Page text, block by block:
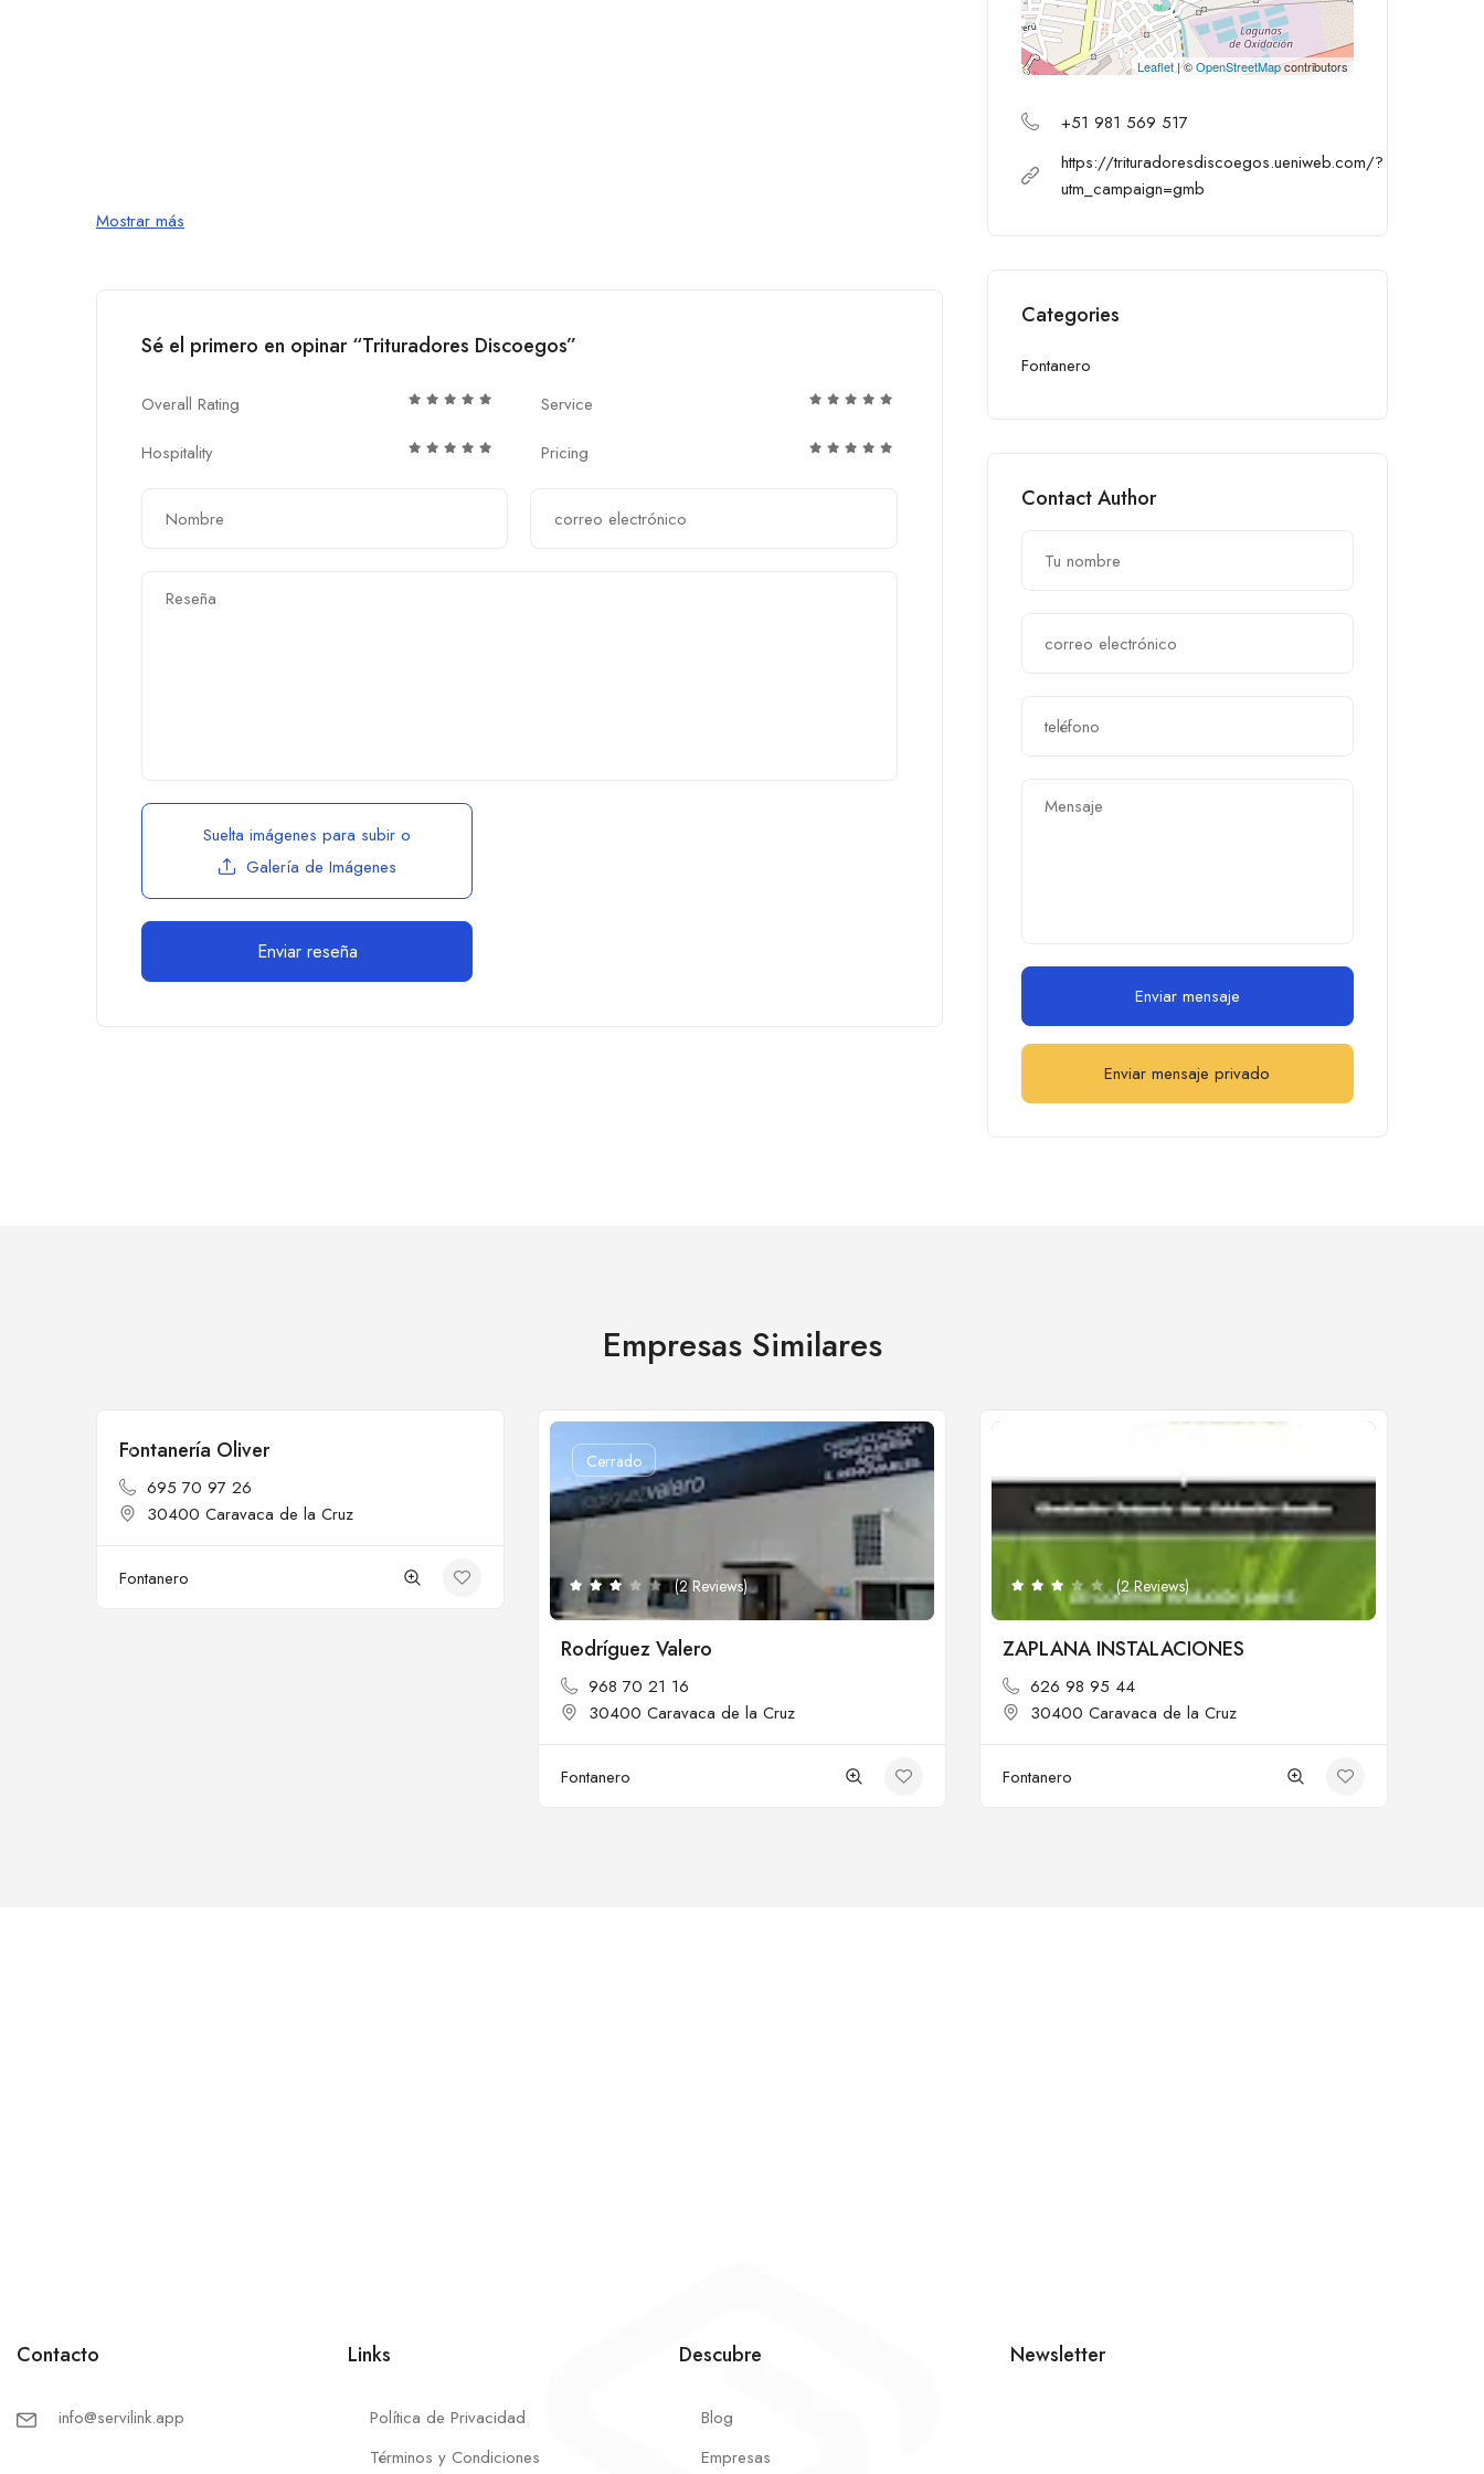
Mostrar más
Sé el primero en opinar “Trituradores Discoegos”
Overall Rating
Service
Hospitality
Pricing
Suelta imágenes para subir o
Galería de Imágenes
Leaflet| ©OpenStreetMapcontributors
+51 981 569 517
https://trituradoresdiscoegos.ueniweb.com/?
utm_campaign=gmb
Categories
Fontanero
Contact Author
Enviar mensaje
Enviar mensaje privado
Empresas Similares
Cerrado
Fontanería Oliver
695 70 97 26
30400 Caravaca de la Cruz
Fontanero
Cerrado
(2 Reviews)
Rodríguez Valero
968 70 21 16
30400 Caravaca de la Cruz
Fontanero
(2 Reviews)
ZAPLANA INSTALACIONES
626 98 95 44
30400 Caravaca de la Cruz
Fontanero
Contacto
info@servilink.app
Links
Política de Privacidad
Términos y Condiciones
Descubre
Blog
Empresas
Newsletter